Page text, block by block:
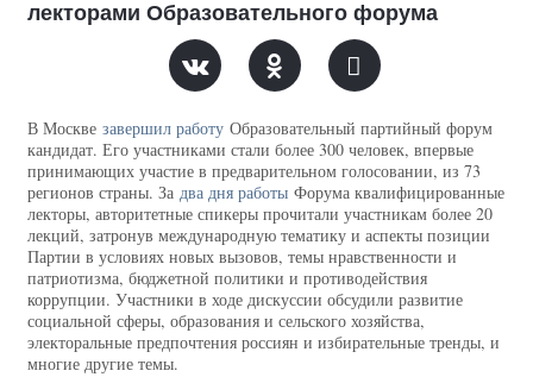
лекторами Образовательного форума
В Москве завершил работу Образовательный партийный форум
кандидат. Его участниками стали более 300 человек, впервые
принимающих участие в предварительном голосовании, из 73
регионов страны. За два дня работы Форума квалифицированные
лекторы, авторитетные спикеры прочитали участникам более 20
лекций, затронув международную тематику и аспекты позиции
Партии в условиях новых вызовов, темы нравственности и
патриотизма, бюджетной политики и противодействия
коррупции. Участники в ходе дискуссии обсудили развитие
социальной сферы, образования и сельского хозяйства,
электоральные предпочтения россиян и избирательные тренды, и
многие другие темы.